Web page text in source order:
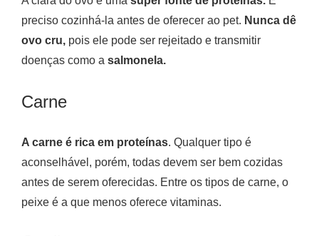
preciso cozinhá-la antes de oferecer ao pet. Nunca dê
ovo cru, pois ele pode ser rejeitado e transmitir
doenças como a salmonela.
Carne
A carne é rica em proteínas. Qualquer tipo é
aconselhável, porém, todas devem ser bem cozidas
antes de serem oferecidas. Entre os tipos de carne, o
peixe é a que menos oferece vitaminas.